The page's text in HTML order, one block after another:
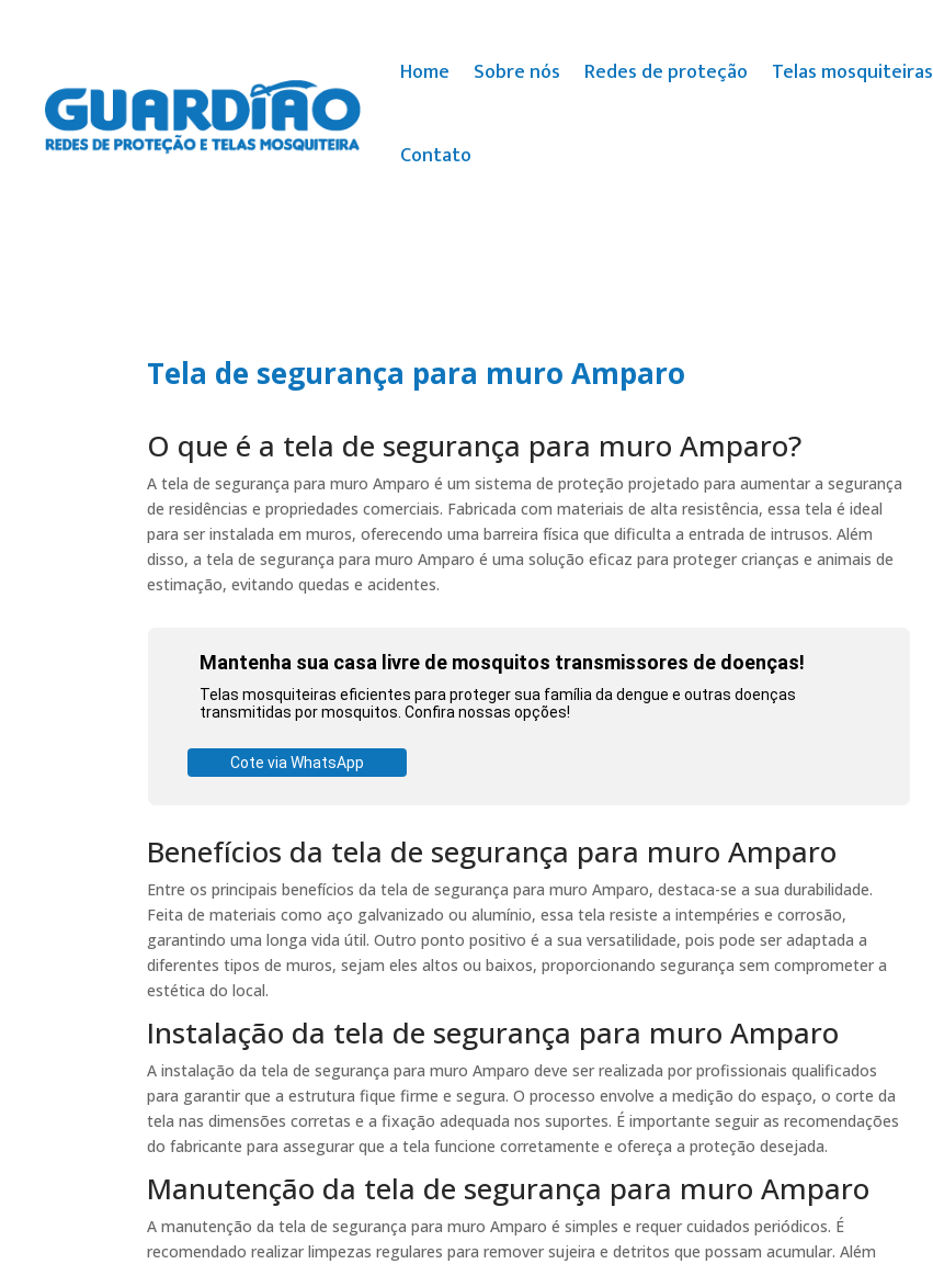
Home Sobre nós Redes de proteção Telas mosquiteiras
Contato
Tela de segurança para muro Amparo
O que é a tela de segurança para muro Amparo?
A tela de segurança para muro Amparo é um sistema de proteção projetado para aumentar a segurança
de residências e propriedades comerciais. Fabricada com materiais de alta resistência, essa tela é ideal
para ser instalada em muros, oferecendo uma barreira física que dificulta a entrada de intrusos. Além
disso, a tela de segurança para muro Amparo é uma solução eficaz para proteger crianças e animais de
estimação, evitando quedas e acidentes.
Mantenha sua casa livre de mosquitos transmissores de doenças!
Telas mosquiteiras eficientes para proteger sua família da dengue e outras doenças
transmitidas por mosquitos. Confira nossas opções!
Cote via WhatsApp
Benefícios da tela de segurança para muro Amparo
Entre os principais benefícios da tela de segurança para muro Amparo, destaca-se a sua durabilidade.
Feita de materiais como aço galvanizado ou alumínio, essa tela resiste a intempéries e corrosão,
garantindo uma longa vida útil. Outro ponto positivo é a sua versatilidade, pois pode ser adaptada a
diferentes tipos de muros, sejam eles altos ou baixos, proporcionando segurança sem comprometer a
estética do local.
Instalação da tela de segurança para muro Amparo
A instalação da tela de segurança para muro Amparo deve ser realizada por profissionais qualificados
para garantir que a estrutura fique firme e segura. O processo envolve a medição do espaço, o corte da
tela nas dimensões corretas e a fixação adequada nos suportes. É importante seguir as recomendações
do fabricante para assegurar que a tela funcione corretamente e ofereça a proteção desejada.
Manutenção da tela de segurança para muro Amparo
A manutenção da tela de segurança para muro Amparo é simples e requer cuidados periódicos. É
recomendado realizar limpezas regulares para remover sujeira e detritos que possam acumular. Além